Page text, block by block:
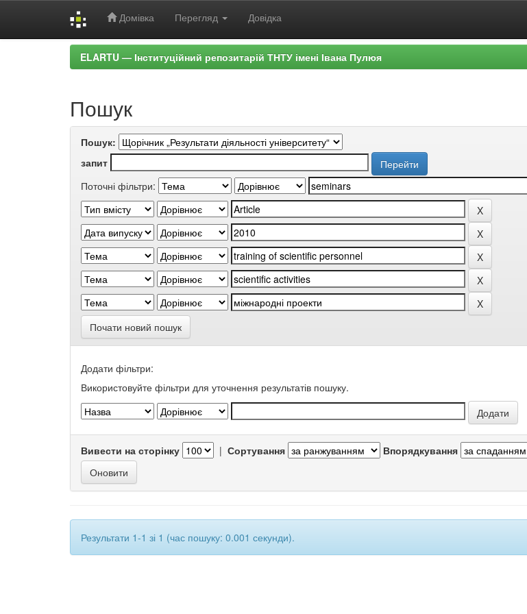
Домівка Перегляд Довідка
ELARTU — Інституційний репозитарій ТНТУ імені Івана Пулюя
Пошук
Пошук:
запит
Поточні фільтри:
Почати новий пошук
Додати фільтри:
Використовуйте фільтри для уточнення результатів пошуку.
Вивести на сторінку | Сортування Впорядкування
Результати 1-1 зі 1 (час пошуку: 0.001 секунди).